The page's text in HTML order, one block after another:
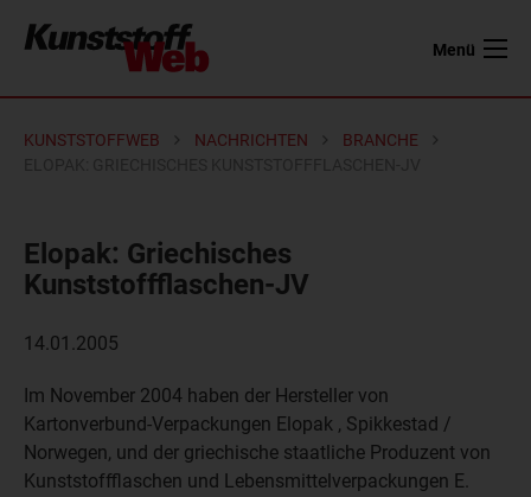
Menü
KUNSTSTOFFWEB NACHRICHTEN
BRANCHE
Elopak: Griechisches
Kunststoffflaschen-JV
14.01.2005
Im November 2004 haben der Hersteller von
Kartonverbund-Verpackungen Elopak , Spikkestad /
Norwegen, und der griechische staatliche Produzent von
Kunststoffflaschen und Lebensmittelverpackungen E.